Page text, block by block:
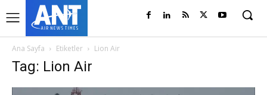
Ana Sayfa Etiketler Lion Air
Tag: Lion Air